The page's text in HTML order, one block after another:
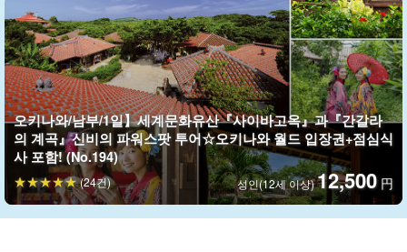
선택할 수 있는 왕복 항공편으로 자유로운 플랜을 만끽하자!
돌아오는 항공편을 자유롭게 선택할 수 있기 때문에 일출을 즐긴 후
에도 구다카시마 관광과 신성한 분위기를 만끽할 수 있다!
자신의 속도에 맞춰 느긋하게 설날 하루를 보내보자.
오키나와/남부/1일】세계문화유산『사이바고옥』과『간갈라
의 계곡』신비의 파워스팟 투어☆오키나와 월드 입장권+점심식
사 포함! (No.194)
성인(12세 이상)12,500 円
(24건)